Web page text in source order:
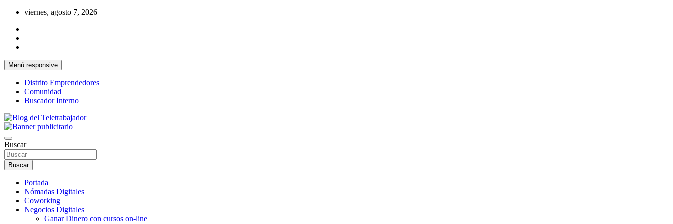
Saltar
contenido
viernes, agosto 7, 2026
Menú responsive
Distrito Emprendedores
Comunidad
Buscador Interno
Blog del Teletrabajador
Buscar
Buscar
Portada
Nómadas Digitales
Coworking
Negocios Digitales
Ganar Dinero con cursos on-line